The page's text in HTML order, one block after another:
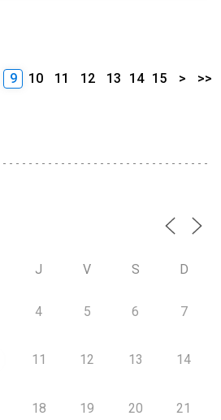
9 10 11 12 13 14 15 > >>
J V S D
4 5 6 7
11 12 13 14
18 19 20 21